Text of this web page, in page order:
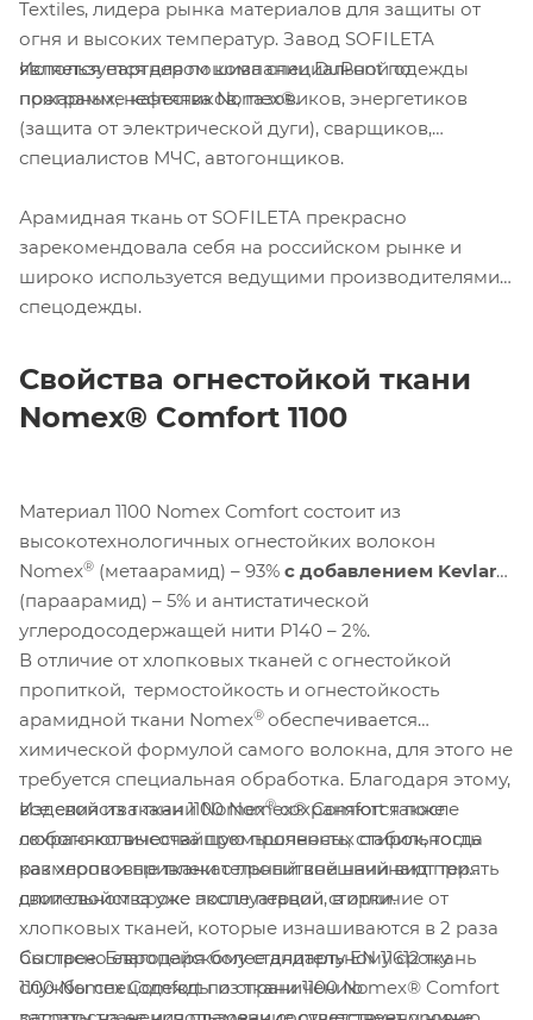
Textiles, лидера рынка материалов для защиты от
огня и высоких температур. Завод SOFILETA
является партнером компании DuPont по
программе качества Nomex®.
Используется для пошива специальной одежды
пожарных, нефтяников, газовиков, энергетиков
(защита от электрической дуги), сварщиков,
специалистов МЧС, автогонщиков.
Арамидная ткань от SOFILETA прекрасно
зарекомендовала себя на российском рынке и
широко используется ведущими производителями
спецодежды.
Свойства огнестойкой ткани
Nomex® Comfort 1100
Материал 1100 Nomex Comfort состоит из
высокотехнологичных огнестойких волокон
Nomex® (метаарамид) – 93% с добавлением Kevlar
(параарамид) – 5% и антистатической
углеродосодержащей нити P140 – 2%.
В отличие от хлопковых тканей с огнестойкой
пропиткой, термостойкость и огнестойкость
арамидной ткани Nomex® обеспечивается
химической формулой самого волокна, для этого не
требуется специальная обработка. Благодаря этому,
все свойства ткани Nomex®сохраняются после
любого количества промышленных стирок, тогда
как хлопковые ткани с пропиткой начинают терять
свои свойства уже после первой стирки.
Изделия из ткани 1100 Nomex® Comfort также
сохраняют высочайшую прочность, стабильность
размеров и привлекательный внешний вид при
длительном сроке эксплуатации, в отличие от
хлопковых тканей, которые изнашиваются в 2 раза
быстрее. Благодаря более длительному сроку
службы спецодежды из ткани 1100 Nomex® Comfort
Согласно европейскому стандарту EN 11612 ткань
1100 Nomex Comfort по ограничению